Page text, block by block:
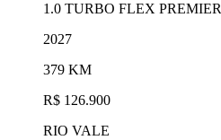
1.0 TURBO FLEX
2027
379 KM
R$ 126.900
RIO VALE